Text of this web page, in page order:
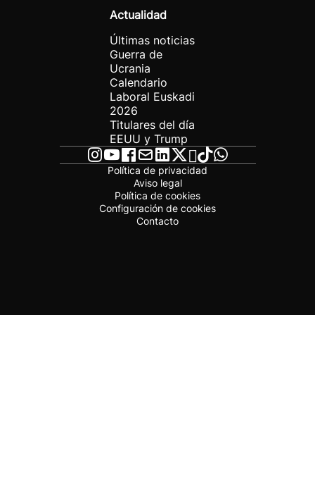
Actualidad
Últimas noticias
Guerra de
Ucrania
Calendario
Laboral Euskadi
2026
Titulares del día
EEUU y Trump
Política de privacidad
Aviso legal
Política de cookies
Configuración de cookies
Contacto